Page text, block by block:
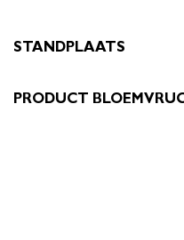
STANDPLAATS
PRODUCT